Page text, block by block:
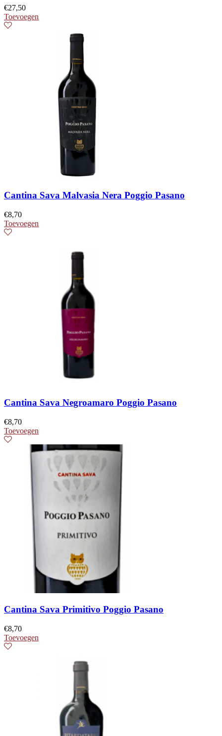
€27,50
Toevoegen
Cantina Sava Malvasia Nera Poggio Pasano
€8,70
Toevoegen
Cantina Sava Negroamaro Poggio Pasano
€8,70
Toevoegen
Cantina Sava Primitivo Poggio Pasano
€8,70
Toevoegen